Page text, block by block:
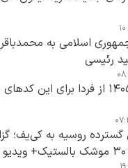
اسلامی به
رئیسی
کالابرگ مرداد ۱۴۰۵ از فردا برای این
روسیه به کی‌یف؛